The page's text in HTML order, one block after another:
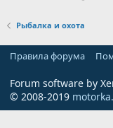
Рыбалка и охота
Правила форума
Forum software by
© 2008-2019